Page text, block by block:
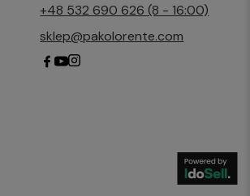
+48 532 690 626 (8 - 16:00)
sklep@pakolorente.com